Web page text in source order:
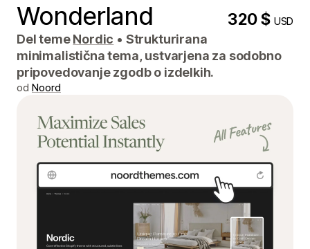
Wonderland 320 $USD
Del temeNordic • Strukturirana
minimalistična tema, ustvarjena za sodobno
pripovedovanje zgodb o izdelkih.
od Noord